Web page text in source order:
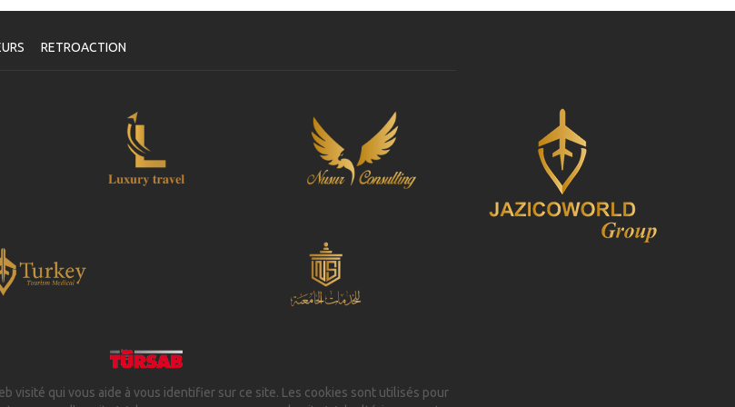
de vos dates a été confirmée et que
Votre Santé est Notre Priorité !
RETROACTION
visité qui vous aide à vous identifier sur ce site. Les cookies sont utilisés pour